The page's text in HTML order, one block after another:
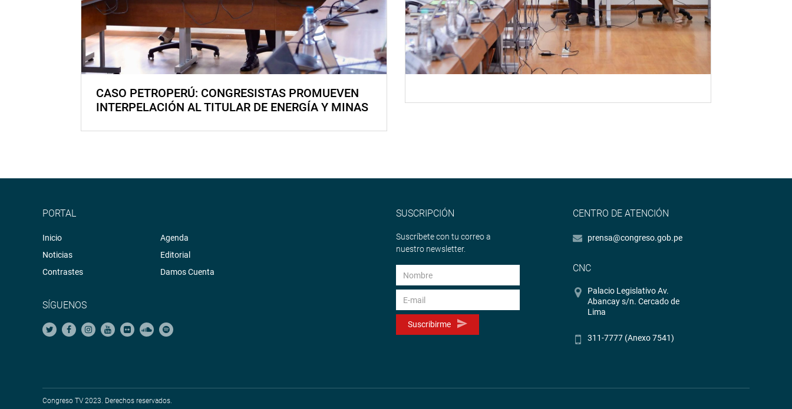
CASO PETROPERÚ: CONGRESISTAS PROMUEVEN
INTERPELACIÓN AL TITULAR DE ENERGÍA Y MINAS
PORTAL
Inicio
Noticias
Contrastes
Agenda
Editorial
Damos Cuenta
SÍGUENOS
SUSCRIPCIÓN
Suscríbete con tu correo a
nuestro newsletter.
Suscribirme
CENTRO DE ATENCIÓN
prensa@congreso.gob.pe
CNC
Palacio Legislativo Av.
Abancay s/n. Cercado de
Lima
311-7777 (Anexo 7541)
Congreso TV 2023. Derechos reservados.